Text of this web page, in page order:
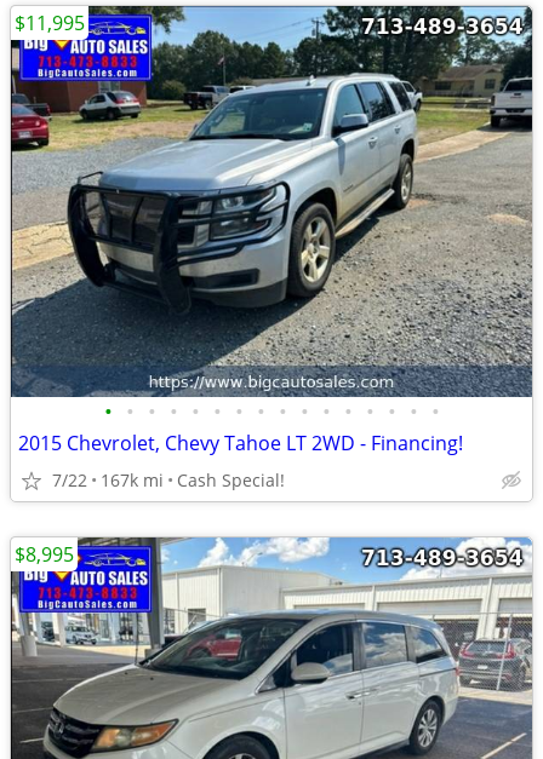
• • • • • • • • • • • • • • • •
2015 Chevrolet, Chevy Tahoe LT 2WD - Financing!
7/22 167k mi Cash Special!
$11,995
$8,995